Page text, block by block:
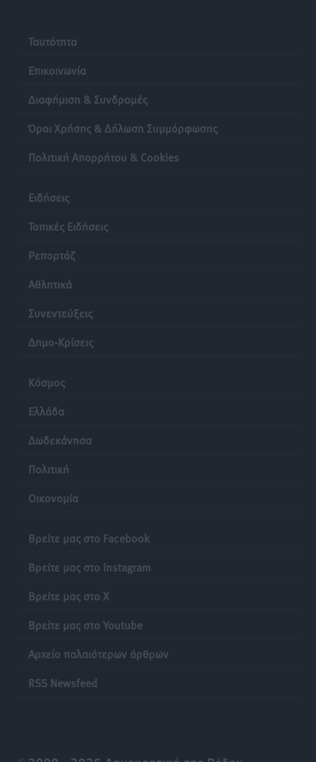
Ταυτότητα
Επικοινωνία
Διαφήμιση & Συνδρομές
Όροι Χρήσης & Δήλωση Συμμόρφωσης
Πολιτική Απορρήτου & Cookies
Ειδήσεις
Τοπικές Ειδήσεις
Ρεπορτάζ
Αθλητικά
Συνεντεύξεις
Δημο-Κρίσεις
Κόσμος
Ελλάδα
Δωδεκάνησα
Πολιτική
Οικονομία
Βρείτε μας στο Facebook
Βρείτε μας στο Instagram
Βρείτε μας στο X
Βρείτε μας στο Youtube
Αρχείο παλαιότερων άρθρων
RSS Newsfeed